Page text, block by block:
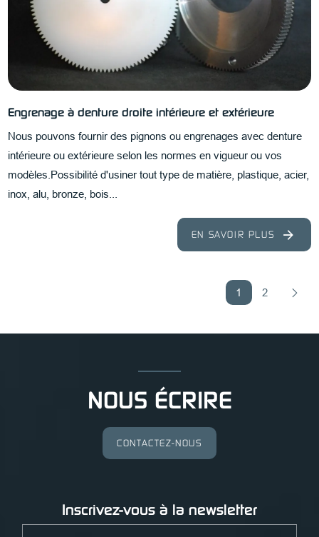
Engrenage à denture droite intérieure et extérieure
Nous pouvons fournir des pignons ou engrenages avec denture
intérieure ou extérieure selon les normes en vigueur ou vos
modèles.Possibilité d'usiner tout type de matière, plastique, acier,
inox, alu, bronze, bois...
EN SAVOIR PLUS
1 2
NOUS ÉCRIRE
CONTACTEZ-NOUS
Inscrivez-vous à la newsletter